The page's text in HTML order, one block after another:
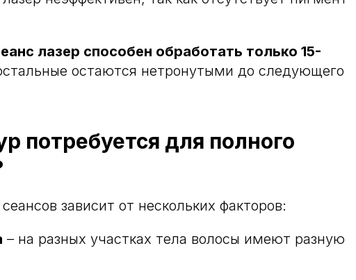
лазер способен обработать только 15-
остаются нетронутыми до следующего
потребуется для полного
зависит от нескольких факторов:
– на разных участках тела волосы имеют разную